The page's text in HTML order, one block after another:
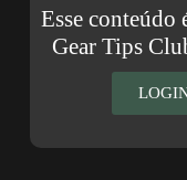
Esse conteúdo
Gear Tips